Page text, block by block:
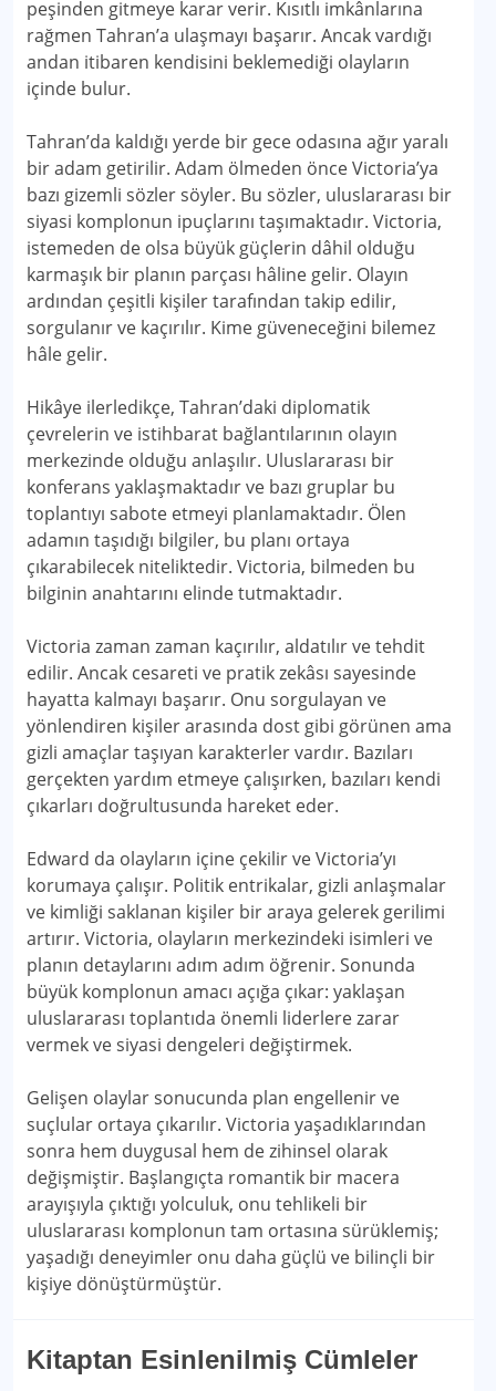
peşinden gitmeye karar verir. Kısıtlı imkânlarına
rağmen Tahran’a ulaşmayı başarır. Ancak vardığı
andan itibaren kendisini beklemediği olayların
içinde bulur.
Tahran’da kaldığı yerde bir gece odasına ağır yaralı
bir adam getirilir. Adam ölmeden önce Victoria’ya
bazı gizemli sözler söyler. Bu sözler, uluslararası bir
siyasi komplonun ipuçlarını taşımaktadır. Victoria,
istemeden de olsa büyük güçlerin dâhil olduğu
karmaşık bir planın parçası hâline gelir. Olayın
ardından çeşitli kişiler tarafından takip edilir,
sorgulanır ve kaçırılır. Kime güveneceğini bilemez
hâle gelir.
Hikâye ilerledikçe, Tahran’daki diplomatik
çevrelerin ve istihbarat bağlantılarının olayın
merkezinde olduğu anlaşılır. Uluslararası bir
konferans yaklaşmaktadır ve bazı gruplar bu
toplantıyı sabote etmeyi planlamaktadır. Ölen
adamın taşıdığı bilgiler, bu planı ortaya
çıkarabilecek niteliktedir. Victoria, bilmeden bu
bilginin anahtarını elinde tutmaktadır.
Victoria zaman zaman kaçırılır, aldatılır ve tehdit
edilir. Ancak cesareti ve pratik zekâsı sayesinde
hayatta kalmayı başarır. Onu sorgulayan ve
yönlendiren kişiler arasında dost gibi görünen ama
gizli amaçlar taşıyan karakterler vardır. Bazıları
gerçekten yardım etmeye çalışırken, bazıları kendi
çıkarları doğrultusunda hareket eder.
Edward da olayların içine çekilir ve Victoria’yı
korumaya çalışır. Politik entrikalar, gizli anlaşmalar
ve kimliği saklanan kişiler bir araya gelerek gerilimi
artırır. Victoria, olayların merkezindeki isimleri ve
planın detaylarını adım adım öğrenir. Sonunda
büyük komplonun amacı açığa çıkar: yaklaşan
uluslararası toplantıda önemli liderlere zarar
vermek ve siyasi dengeleri değiştirmek.
Gelişen olaylar sonucunda plan engellenir ve
suçlular ortaya çıkarılır. Victoria yaşadıklarından
sonra hem duygusal hem de zihinsel olarak
değişmiştir. Başlangıçta romantik bir macera
arayışıyla çıktığı yolculuk, onu tehlikeli bir
uluslararası komplonun tam ortasına sürüklemiş;
yaşadığı deneyimler onu daha güçlü ve bilinçli bir
kişiye dönüştürmüştür.
Kitaptan Esinlenilmiş Cümleler